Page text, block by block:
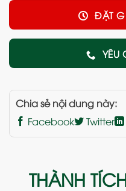
YÊU
ĐẶT
Chia sẻ nội dung này:
Facebook
Twitter
THÀNH